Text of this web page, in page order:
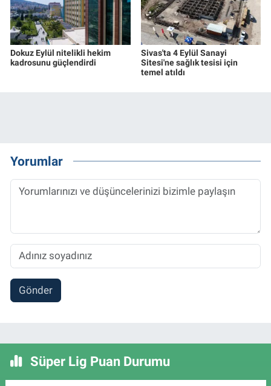
Dokuz Eylül nitelikli hekim
kadrosunu güçlendirdi
Sivas'ta 4 Eylül Sanayi
Sitesi'ne sağlık tesisi için
temel atıldı
Yorumlar
Gönder
Süper Lig Puan Durumu